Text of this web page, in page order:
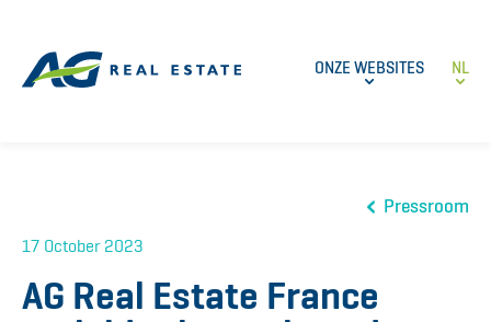
ONZE WEBSITES NL
Pressroom
17 October 2023
AG Real Estate France